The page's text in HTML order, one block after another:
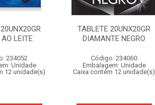
LEITE
234052
Unidade
12 unidade(s)
TABLETE 20UNX20GR
DIAMANTE NEGRO
Código: 234060
Embalagem: Unidade
Caixa contém 12 unidade(s)